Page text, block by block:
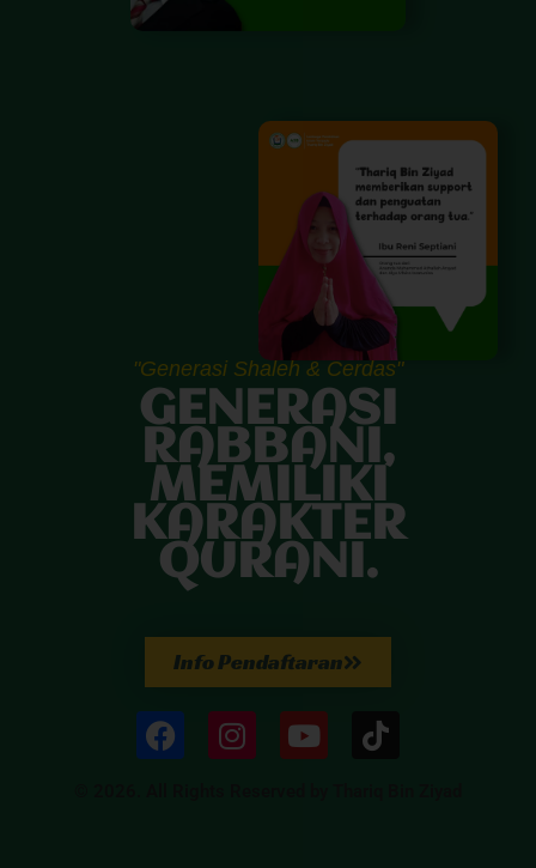
"Generasi Shaleh & Cerdas"
GENERASI
RABBANI,
MEMILIKI
KARAKTER
QURANI.
Info Pendaftaran